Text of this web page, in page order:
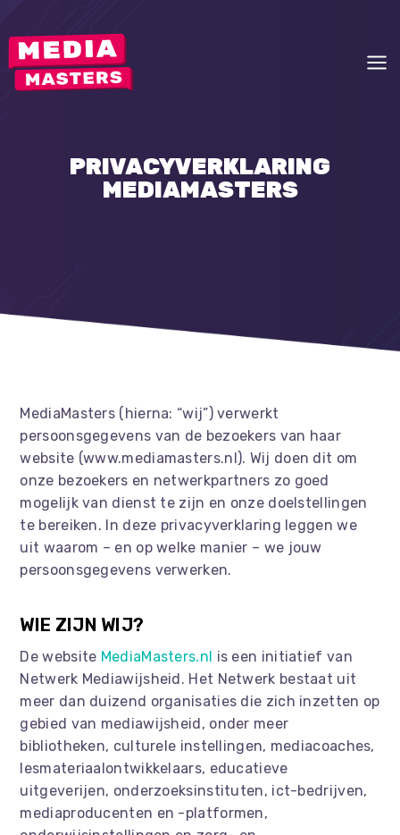
PRIVACYVERKLARING
MEDIAMASTERS
MediaMasters (hierna: “wij”) verwerkt
persoonsgegevens van de bezoekers van haar
website (www.mediamasters.nl). Wij doen dit om
onze bezoekers en netwerkpartners zo goed
mogelijk van dienst te zijn en onze doelstellingen
te bereiken. In deze privacyverklaring leggen we
uit waarom – en op welke manier – we jouw
persoonsgegevens verwerken.
WIE ZIJN WIJ?
De website MediaMasters.nl is een initiatief van
Netwerk Mediawijsheid. Het Netwerk bestaat uit
meer dan duizend organisaties die zich inzetten op
gebied van mediawijsheid, onder meer
bibliotheken, culturele instellingen, mediacoaches,
lesmateriaalontwikkelaars, educatieve
uitgeverijen, onderzoeksinstituten, ict-bedrijven,
mediaproducenten en -platformen,